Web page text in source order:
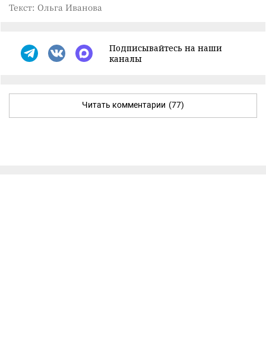
Текст: Ольга Иванова
Подписывайтесь на наши
каналы
Читать комментарии (77)